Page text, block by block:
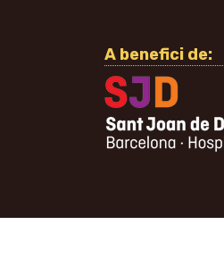
A benefici de: